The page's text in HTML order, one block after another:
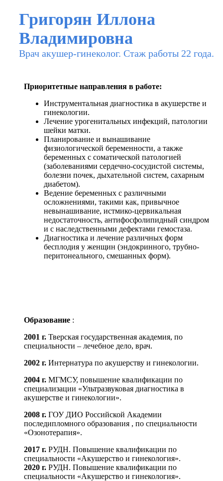
Григорян Иллона
Владимировна
Врач акушер-гинеколог. Стаж работы 22 года.
Приоритетные направления в работе:
Инструментальная диагностика в акушерстве и
гинекологии.
Лечение урогенитальных инфекций, патологии
шейки матки.
Планирование и вынашивание
физиологической беременности, а также
беременных с соматической патологией
(заболеваниями сердечно-сосудистой системы,
болезни почек, дыхательной систем, сахарным
диабетом).
Ведение беременных с различными
осложнениями, такими как, привычное
невынашивание, истмико-цервикальная
недостаточность, антифосфолипидный синдром
и с наследственными дефектами гемостаза.
Диагностика и лечение различных форм
бесплодия у женщин (эндокринного, трубно-
перитонеального, смешанных форм).
Образование :
2001 г. Тверская государственная академия, по
специальности – лечебное дело, врач.
2002 г. Интернатура по акушерству и гинекологии.
2004 г. МГМСУ, повышение квалификации по
специализации «Ультразвуковая диагностика в
акушерстве и гинекологии».
2008 г. ГОУ ДИО Российской Академии
последипломного образования , по специальности
«Озонотерапия».
2017 г. РУДН. Повышение квалификации по
специальности «Акушерство и гинекология».
2020 г. РУДН. Повышение квалификации по
специальности «Акушерство и гинекология».